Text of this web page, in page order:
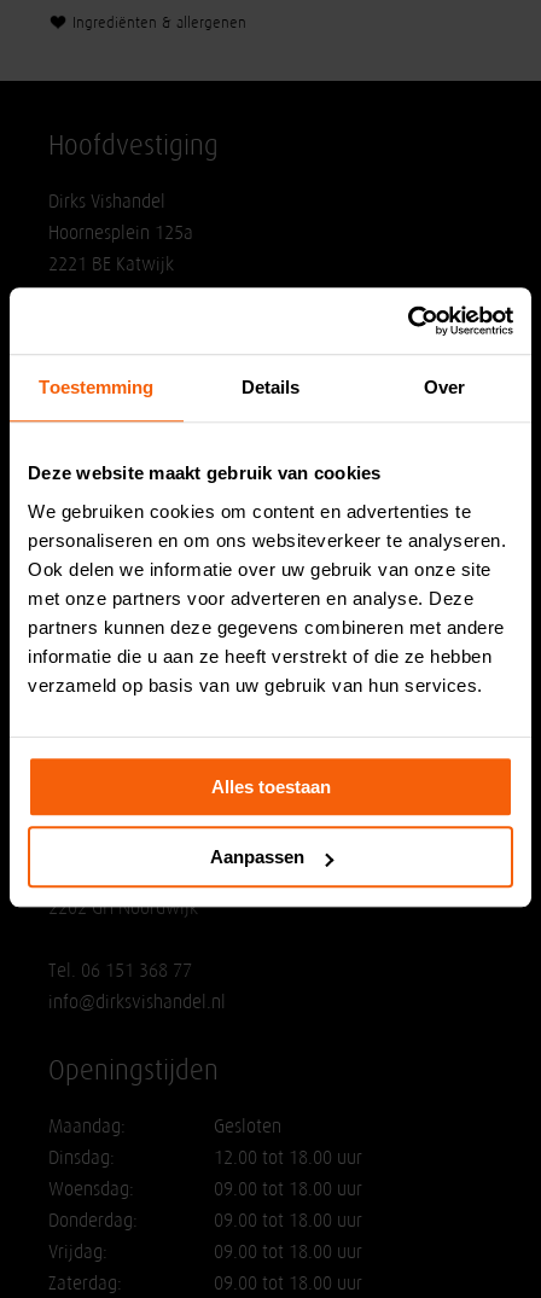
Toestemming Details Over
Deze website maakt gebruik van cookies
We gebruiken cookies om content en advertenties te
personaliseren en om ons websiteverkeer te analyseren.
Ook delen we informatie over uw gebruik van onze site
met onze partners voor adverteren en analyse. Deze
partners kunnen deze gegevens combineren met andere
informatie die u aan ze heeft verstrekt of die ze hebben
verzameld op basis van uw gebruik van hun services.
Alles toestaan
Aanpassen
Ingrediënten & allergenen
Hoofdvestiging
Dirks Vishandel
Hoornesplein 125a
2221 BE Katwijk
info@dirksvishandel.nl
Openingstijden
Maandag:
Gesloten
Dinsdag:
08.30 tot 18.00 uur
Woensdag:
08.30 tot 18.00 uur
Donderdag:
08.30 tot 18.00 uur
Vrijdag:
06.00 tot 18.00 uur
Zaterdag:
08.00 tot 18.00 uur
Vestiging Noordwijk
2202 GH Noordwijk
Tel. 06 151 368 77
info@dirksvishandel.nl
Openingstijden
Maandag:
Gesloten
Dinsdag:
12.00 tot 18.00 uur
Woensdag:
09.00 tot 18.00 uur
Donderdag:
09.00 tot 18.00 uur
Vrijdag:
09.00 tot 18.00 uur
Zaterdag:
09.00 tot 18.00 uur